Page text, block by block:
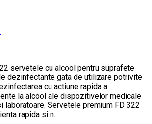
servetele cu alcool pentru suprafete
dezinfectante gata de utilizare potrivite
cu actiune rapida a
la alcool ale dispozitivelor medicale
laboratoare. Servetele premium FD 322
rapida si n..